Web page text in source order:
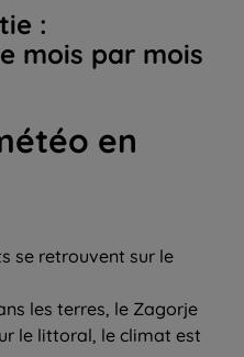
:
mois par mois
en
se retrouvent sur le
les terres, le Zagorje
le littoral, le climat est